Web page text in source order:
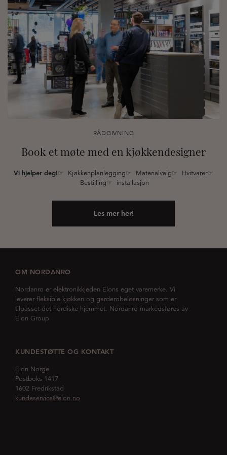
RÅDGIVNING
Book et møte med en kjøkkendesigner
Vi hjelper deg!☞ Kjøkkenplanlegging☞ Materialvalg☞ Hvitvarer☞
Bestilling☞ installasjon
Les mer her!
OM NORDANRO
Nordanro er elektronikkjeden Elons eget varemerke. Vi
leverer fleksible kjøkken og garderobeløsninger som er
tilpasset det nordiske hjemmet. Nordanro markedsføres av
Elon Group
KUNDESTØTTE OG KONTAKT
Elon Norge
Postboks 1417
1602 Fredrikstad
kundeservice@elon.no